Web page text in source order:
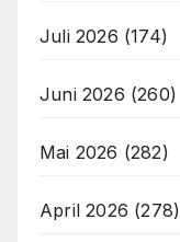
Juli 2026 (174)
Juni 2026 (260)
Mai 2026 (282)
April 2026 (278)